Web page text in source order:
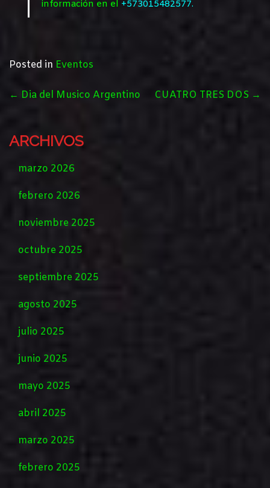
información en el +573015482577.
Posted in Eventos
POST
← Dia del Musico Argentino CUATRO TRES DOS →
ARCHIVOS
marzo 2026
febrero 2026
noviembre 2025
octubre 2025
septiembre 2025
agosto 2025
julio 2025
junio 2025
mayo 2025
abril 2025
marzo 2025
febrero 2025